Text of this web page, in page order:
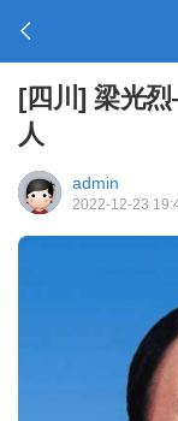
[四川] 梁光
人
admin
2022-12-23